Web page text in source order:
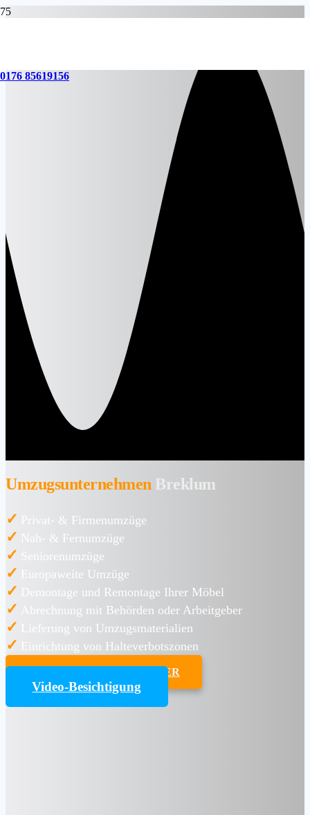
0176 85619156
Umzugsunternehmen Breklum
✓ Privat- & Firmenumzüge
✓ Nah- & Fernumzüge
✓ Seniorenumzüge
✓ Europaweite Umzüge
✓ Demontage und Remontage Ihrer Möbel
✓ Abrechnung mit Behörden oder Arbeitgeber
✓ Lieferung von Umzugsmaterialien
✓ Einrichtung von Halteverbotszonen
UMZUGSKOSTENRECHNER
Video-Besichtigung